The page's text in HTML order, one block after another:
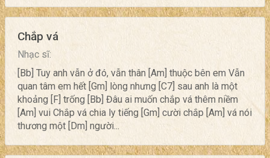
Chắp vá
Nhạc sĩ:
[Bb] Tuy anh vẫn ở đó, vẫn thân [Am] thuộc bên em Vẫn
quan tâm em hết [Gm] lòng nhưng [C7] sau anh là một
khoảng [F] trống [Bb] Đâu ai muốn chắp vá thêm niềm
[Am] vui Chắp vá chia ly tiếng [Gm] cười chắp [Am] vá nói
thương một [Dm] người...